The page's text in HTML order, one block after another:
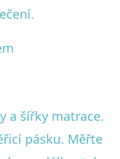
a šířky matrace.
pásku. Měřte